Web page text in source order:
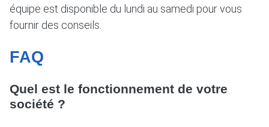
équipe est disponible du lundi au samedi pour vous
fournir des conseils.
FAQ
Quel est le fonctionnement de votre
société ?